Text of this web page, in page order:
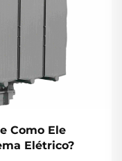
Como Ele
Elétrico?